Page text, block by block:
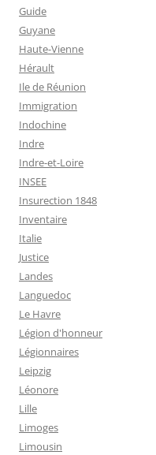
Guide
Guyane
Haute-Vienne
Hérault
Ile de Réunion
Immigration
Indochine
Indre
Indre-et-Loire
INSEE
Insurection 1848
Inventaire
Italie
Justice
Landes
Languedoc
Le Havre
Légion d'honneur
Légionnaires
Leipzig
Léonore
Lille
Limoges
Limousin